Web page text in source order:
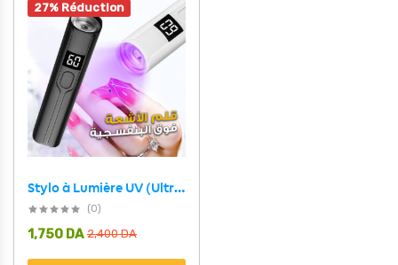
27% Réduction
Stylo à Lumière UV (Ultraviolet) Multifonctions – قلم أشعة فوق بنفسجية
(0)
2,400DA
1,750 DA